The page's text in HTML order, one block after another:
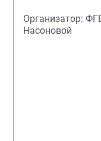
Организатор:
Насоновой